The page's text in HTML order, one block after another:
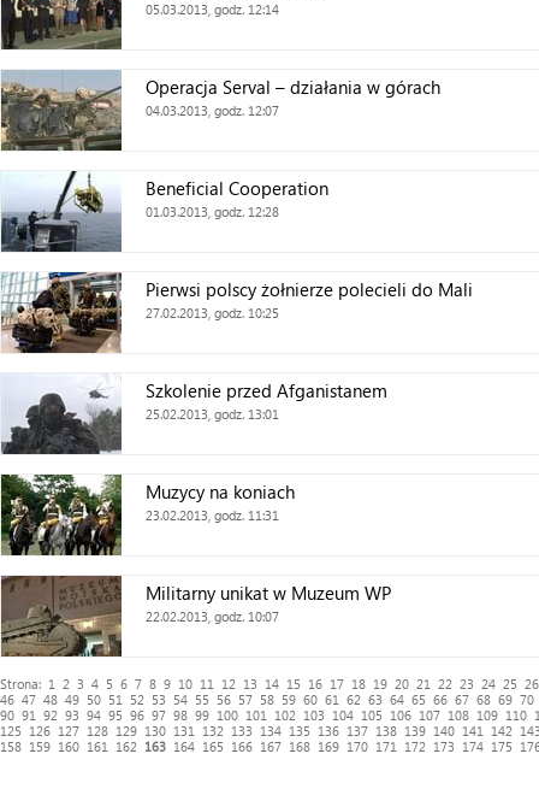
05.03.2013, godz. 12:14
Operacja Serval – działania w górach
04.03.2013, godz. 12:07
Beneficial Cooperation
01.03.2013, godz. 12:28
Pierwsi polscy żołnierze polecieli do Mali
27.02.2013, godz. 10:25
Szkolenie przed Afganistanem
25.02.2013, godz. 13:01
Muzycy na koniach
23.02.2013, godz. 11:31
Militarny unikat w Muzeum WP
22.02.2013, godz. 10:07
Strona: 1 2 3 4 5 6 7 8 9 10 11 12 13 14 15 16 17 18 19 20 21 22 23 24 25
26
46 47 48 49 50 51 52 53 54 55 56 57 58 59 60 61 62 63 64 65 66 67 68 69 70
90 91 92 93 94 95 96 97 98 99 100 101 102 103 104 105 106 107 108 109 110
125
126 127 128 129 130 131 132 133 134 135 136 137 138 139 140 141 142
158 159 160 161 162 163 164 165 166 167 168 169 170 171 172 173 174 175